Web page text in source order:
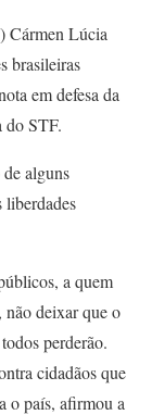
Cármen Lúcia
brasileiras
em defesa da
do STF.
alguns
liberdades
a quem
deixar que o
perderão.
cidadãos que
o país, afirmou a